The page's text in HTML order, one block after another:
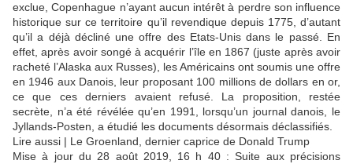
exclue, Copenhague n’ayant aucun intérêt à perdre son influence
historique sur ce territoire qu’il revendique depuis 1775, d’autant
qu’il a déjà décliné une offre des Etats-Unis dans le passé. En
effet, après avoir songé à acquérir l’île en 1867 (juste après avoir
racheté l’Alaska aux Russes), les Américains ont soumis une offre
en 1946 aux Danois, leur proposant 100 millions de dollars en or,
ce que ces derniers avaient refusé. La proposition, restée
secrète, n’a été révélée qu’en 1991, lorsqu’un journal danois, le
Jyllands-Posten, a étudié les documents désormais déclassifiés.
Lire aussi | Le Groenland, dernier caprice de Donald Trump
Mise à jour du 28 août 2019, 16 h 40 : Suite aux précisions